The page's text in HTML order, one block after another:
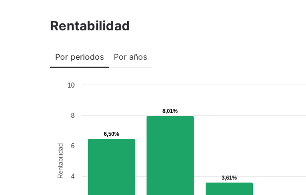
Rentabilidad
Por periodos Por años
Rentabilidad
6,50%
6,50%
8,01%
8,01%
3,61%
3,61%
4
6
8
10